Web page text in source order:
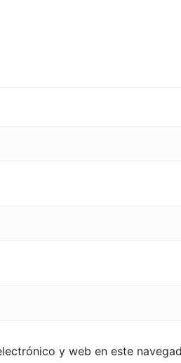
y web en este